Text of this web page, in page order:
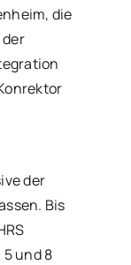
die
der
Bis
und 8